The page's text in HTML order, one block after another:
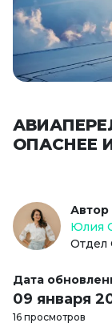
ОПАСНЕЕ
Автор
Юлия
Отдел
Дата
09 января
16 просмотров